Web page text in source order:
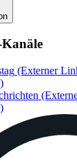
(Externer